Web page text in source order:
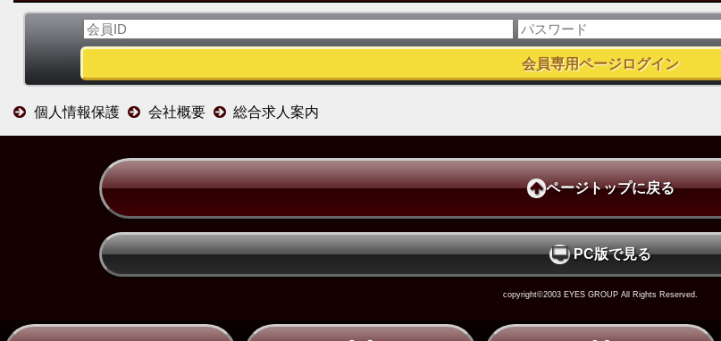
個人情報保護 会社概要 総合求人案内
ページトップに戻る
PC版で見る
copyright©2003 EYES GROUP All Rights Reserved.